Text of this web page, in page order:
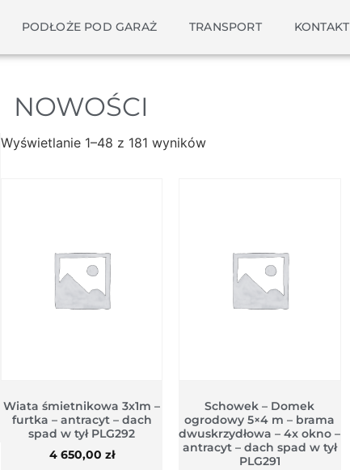
PODŁOŻE POD GARAŻ TRANSPORT KONTAKT
NOWOŚCI
Wyświetlanie 1–48 z 181 wyników
Wiata śmietnikowa 3x1m –
furtka – antracyt – dach
spad w tył PLG292
4 650,00 zł
Schowek – Domek
ogrodowy 5×4 m – brama
dwuskrzydłowa – 4x okno –
antracyt – dach spad w tył
PLG291